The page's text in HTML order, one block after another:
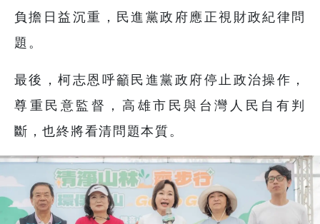
負擔日益沉重，民進黨政府應正視財政紀律問
題。
最後，柯志恩呼籲民進黨政府停止政治操作，
尊重民意監督，高雄市民與台灣人民自有判
斷，也終將看清問題本質。